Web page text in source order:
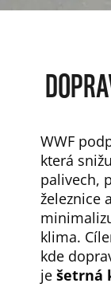
WWF
která
palivech,
železnice
klima.
kde
je šetrná